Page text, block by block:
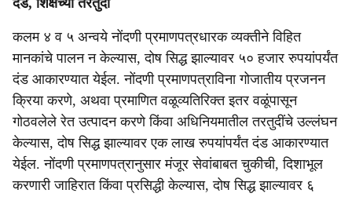
दंड, शिक्षेच्या तरतुदी
कलम ४ व ५ अन्वये नोंदणी प्रमाणपत्रधारक व्यक्तीने विहित
मानकांचे पालन न केल्यास, दोष सिद्ध झाल्यावर ५० हजार रुपयांपर्यंत
दंड आकारण्यात येईल. नोंदणी प्रमाणपत्राविना गोजातीय प्रजनन
क्रिया करणे, अथवा प्रमाणित वळूव्यतिरिक्त इतर वळूंपासून
गोठवलेले रेत उत्पादन करणे किंवा अधिनियमातील तरतुदींचे उल्लंघन
केल्यास, दोष सिद्ध झाल्यावर एक लाख रुपयांपर्यंत दंड आकारण्यात
येईल. नोंदणी प्रमाणपत्रानुसार मंजूर सेवांबाबत चुकीची, दिशाभूल
करणारी जाहिरात किंवा प्रसिद्धी केल्यास, दोष सिद्ध झाल्यावर ६